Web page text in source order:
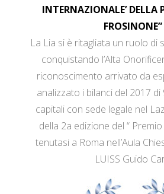
INTERNAZIONALE’ DELLA
FROSINONE”
La Lia si è ritagliata un ruolo di
conquistando l’Alta
riconoscimento arrivato da
analizzato i bilanci del 2017
capitali con sede legale nel
della 2a edizione del “
tenutasi a Roma nell’Aula
LUISS Guido